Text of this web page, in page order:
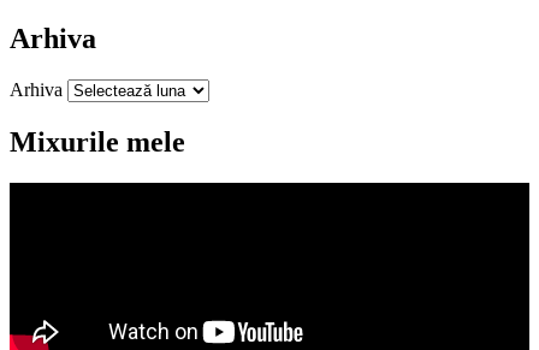
Arhiva
Arhiva
Mixurile mele